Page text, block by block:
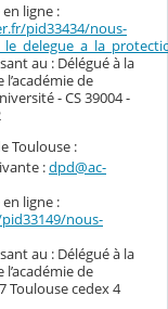
ligne :
pid33434/nous-
au : Délégué à la
de
- CS 39004 -
Toulouse :
:dpd@ac-
ligne :
nous-
au : Délégué à la
de
Toulouse cedex 4